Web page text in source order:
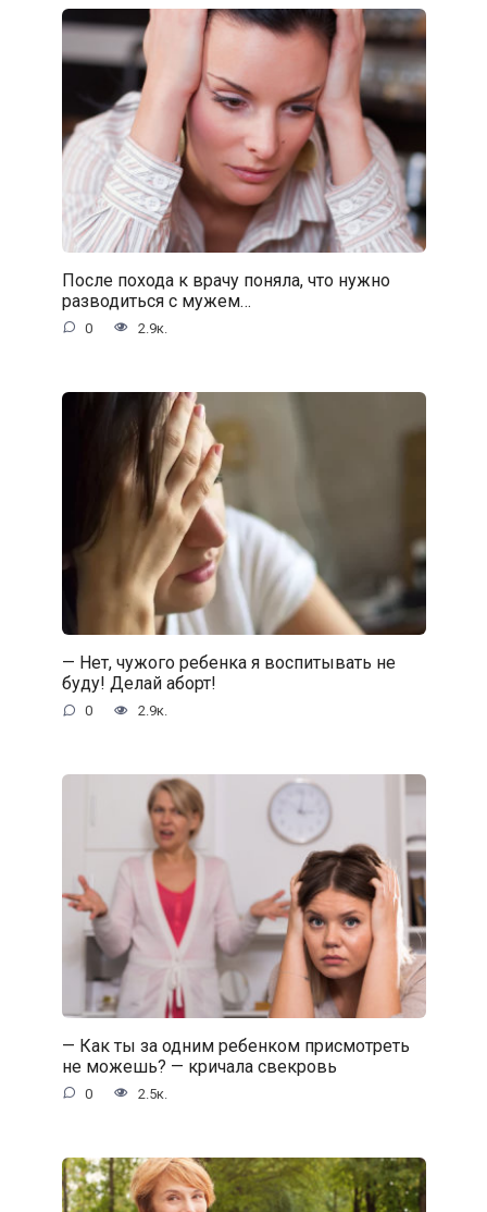
После похода к врачу поняла, что нужно
разводиться с мужем…
0 2.9к.
— Нет, чужого ребенка я воспитывать не
буду! Делай аборт!
0 2.9к.
— Как ты за одним ребенком присмотреть
не можешь? — кричала свекровь
0 2.5к.